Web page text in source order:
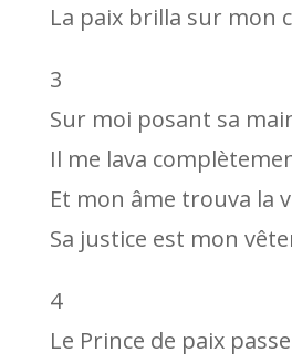
La paix brilla sur mon
3
Sur moi posant sa
Il me lava
Et mon âme trouva la
Sa justice est mon
4
Le Prince de paix